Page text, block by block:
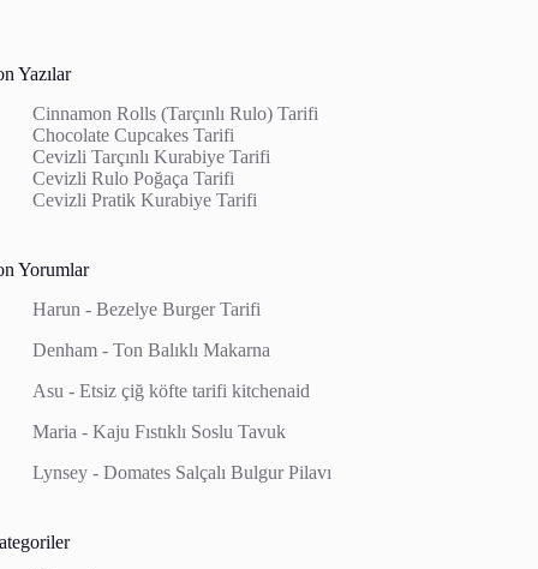
Yazılar
Cinnamon Rolls (Tarçınlı Rulo) Tarifi
Chocolate Cupcakes Tarifi
Cevizli Tarçınlı Kurabiye Tarifi
Cevizli Rulo Poğaça Tarifi
Cevizli Pratik Kurabiye Tarifi
Yorumlar
Harun -Bezelye Burger Tarifi
Denham -Ton Balıklı Makarna
Asu -Etsiz çiğ köfte tarifi kitchenaid
Maria -Kaju Fıstıklı Soslu Tavuk
Lynsey -Domates Salçalı Bulgur Pilavı